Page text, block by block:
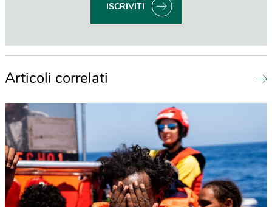
ISCRIVITI
Articoli correlati